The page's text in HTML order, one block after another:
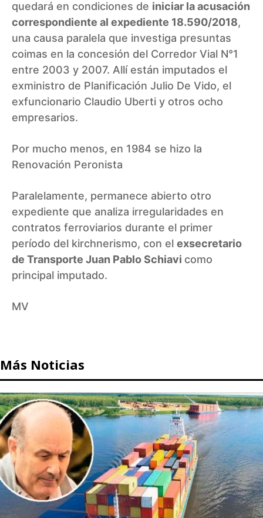
quedará en condiciones de iniciar la acusación
correspondiente al expediente 18.590/2018,
una causa paralela que investiga presuntas
coimas en la concesión del Corredor Vial N°1
entre 2003 y 2007. Allí están imputados el
exministro de Planificación Julio De Vido, el
exfuncionario Claudio Uberti y otros ocho
empresarios.
Por mucho menos, en 1984 se hizo la
Renovación Peronista
Paralelamente, permanece abierto otro
expediente que analiza irregularidades en
contratos ferroviarios durante el primer
período del kirchnerismo, con el exsecretario
de Transporte Juan Pablo Schiavi como
principal imputado.
MV
Más Noticias